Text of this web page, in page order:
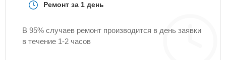
Ремонт за 1 день
В 95% случаев ремонт производится в день заявки
в течение 1-2 часов